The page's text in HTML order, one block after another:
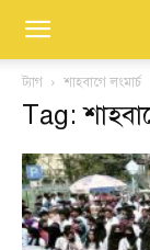
ট্যাগ শাহবাগে লংমার্চ
Tag: